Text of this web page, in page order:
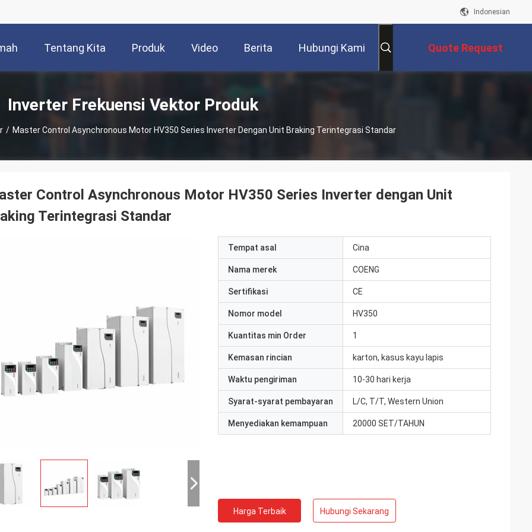
Indonesian
Tentang Kita Produk Video Berita Hubungi Kami Quote Request
Inverter Frekuensi Vektor Produk
/ Master Control Asynchronous Motor HV350 Series Inverter Dengan Unit Braking Terintegrasi Standar
Control Asynchronous Motor HV350 Series Inverter dengan Unit
Terintegrasi Standar
Tempat asal Cina
Nama merek COENG
Sertifikasi CE
Nomor model HV350
Kuantitas min Order 1
Kemasan rincian karton, kasus kayu lapis
Waktu pengiriman 10-30 hari kerja
Syarat-syarat pembayaran L/C, T/T, Western Union
Menyediakan kemampuan 20000 SET/TAHUN
Harga Terbaik Hubungi Sekarang